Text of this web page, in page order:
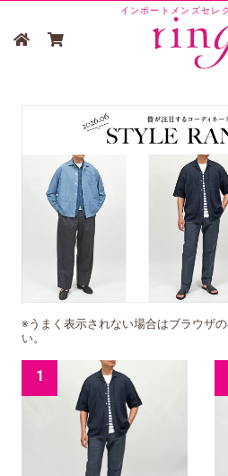
インポートメンズセレ
※うまく表示されない場合はブラウザ
い。
1